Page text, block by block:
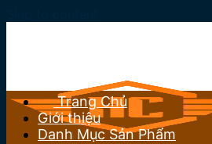
Trang Chủ
Giới thiệu
Danh Mục Sản Phẩm